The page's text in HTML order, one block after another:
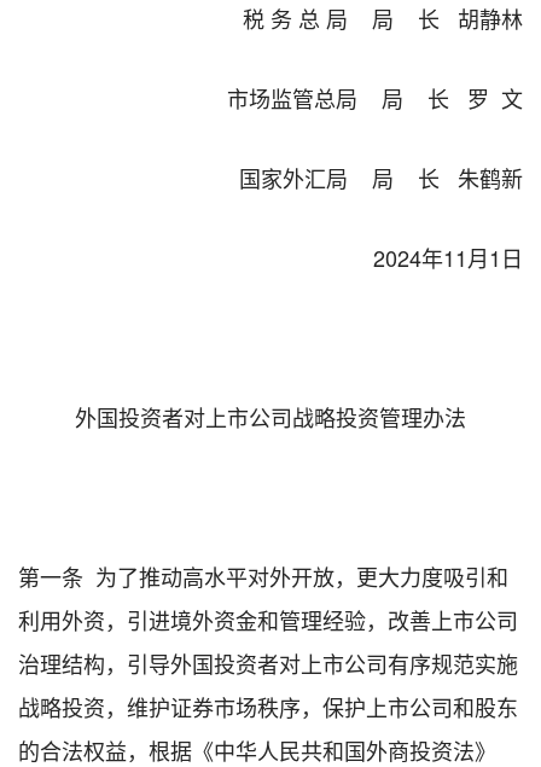
税 务 总 局 局 长 胡静林
市场监管总局 局 长 罗 文
国家外汇局 局 长 朱鹤新
2024年11月1日
外国投资者对上市公司战略投资管理办法
第一条 为了推动高水平对外开放，更大力度吸引和
利用外资，引进境外资金和管理经验，改善上市公司
治理结构，引导外国投资者对上市公司有序规范实施
战略投资，维护证券市场秩序，保护上市公司和股东
的合法权益，根据《中华人民共和国外商投资法》